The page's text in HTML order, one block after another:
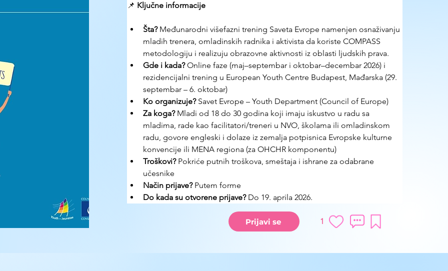
📌 Ključne informacije
Šta? Međunarodni višefazni trening Saveta Evrope namenjen osnaživanju
mladih trenera, omladinskih radnika i aktivista da koriste COMPASS
metodologiju i realizuju obrazovne aktivnosti iz oblasti ljudskih prava.
Gde i kada? Online faze (maj–septembar i oktobar–decembar 2026) i
rezidencijalni trening u European Youth Centre Budapest, Mađarska (29.
septembar – 6. oktobar)
Ko organizuje? Savet Evrope – Youth Department (Council of Europe)
Za koga? Mladi od 18 do 30 godina koji imaju iskustvo u radu sa
mladima, rade kao facilitatori/treneri u NVO, školama ili omladinskom
radu, govore engleski i dolaze iz zemalja potpisnica Evropske kulturne
konvencije ili MENA regiona (za OHCHR komponentu)
Troškovi? Pokriće putnih troškova, smeštaja i ishrane za odabrane
učesnike
Način prijave? Putem forme
Do kada su otvorene prijave? Do 19. aprila 2026.
Prijavi se 1